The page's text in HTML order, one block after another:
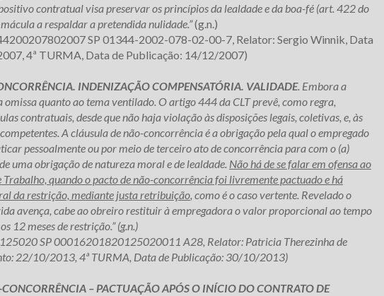
contratual visa preservar os princípios da lealdade e da boa-fé (art. 422 do
a respaldar a pretendida nulidade.”(g.n.)
SP 01344-2002-078-02-00-7, Relator: Sergio Winnik, Data
4ª TURMA, Data de Publicação: 14/12/2007)
INDENIZAÇÃO COMPENSATÓRIA. VALIDADE. Embora a
omissa quanto ao tema ventilado. O artigo 444 da CLT prevê, como regra,
contratuais, desde que não haja violação às disposições legais, coletivas, e, às
A cláusula de não-concorrência é a obrigação pela qual o empregado
pessoalmente ou por meio de terceiro ato de concorrência para com o (a)
uma obrigação de natureza moral e de lealdade. Não há de se falar em ofensa ao
quando o pacto de não-concorrência foi livremente pactuado e há
da restrição, mediante justa retribuição, como é o caso vertente. Revelado o
avença, cabe ao obreiro restituir à empregadora o valor proporcional ao tempo
12 meses de restrição.” (g.n.)
SP 00016201820125020011 A28, Relator: Patricia Therezinha de
22/10/2013, 4ª TURMA, Data de Publicação: 30/10/2013)
– PACTUAÇÃO APÓS O INÍCIO DO CONTRATO DE